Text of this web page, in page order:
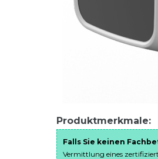
Produktmerkmale:
Falls Sie keinen
Vermittlung eines